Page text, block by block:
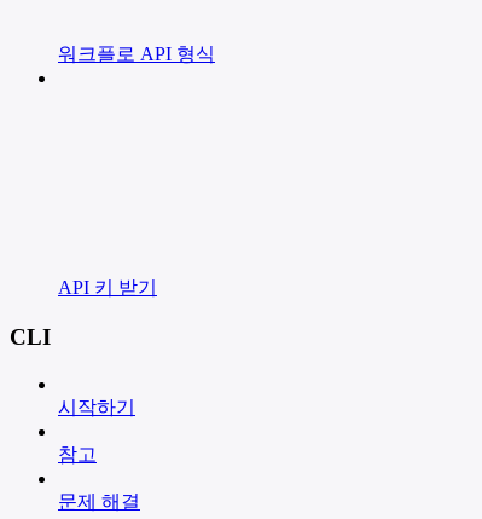
워크플로 API 형식
API 키 받기
CLI
시작하기
참고
문제 해결